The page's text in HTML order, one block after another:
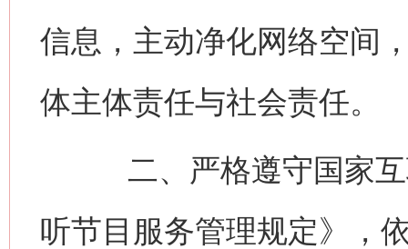
信息，主动净化网络空间
体主体责任与社会责任。
二、严格遵守国家互
听节目服务管理规定》，